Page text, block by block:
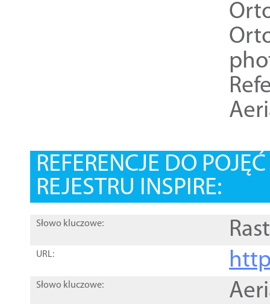
REFERENCJE DO
REJESTRU INSPIRE:
Słowo kluczowe:
URL:
Słowo kluczowe: